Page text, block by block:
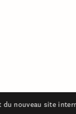
nouveau site